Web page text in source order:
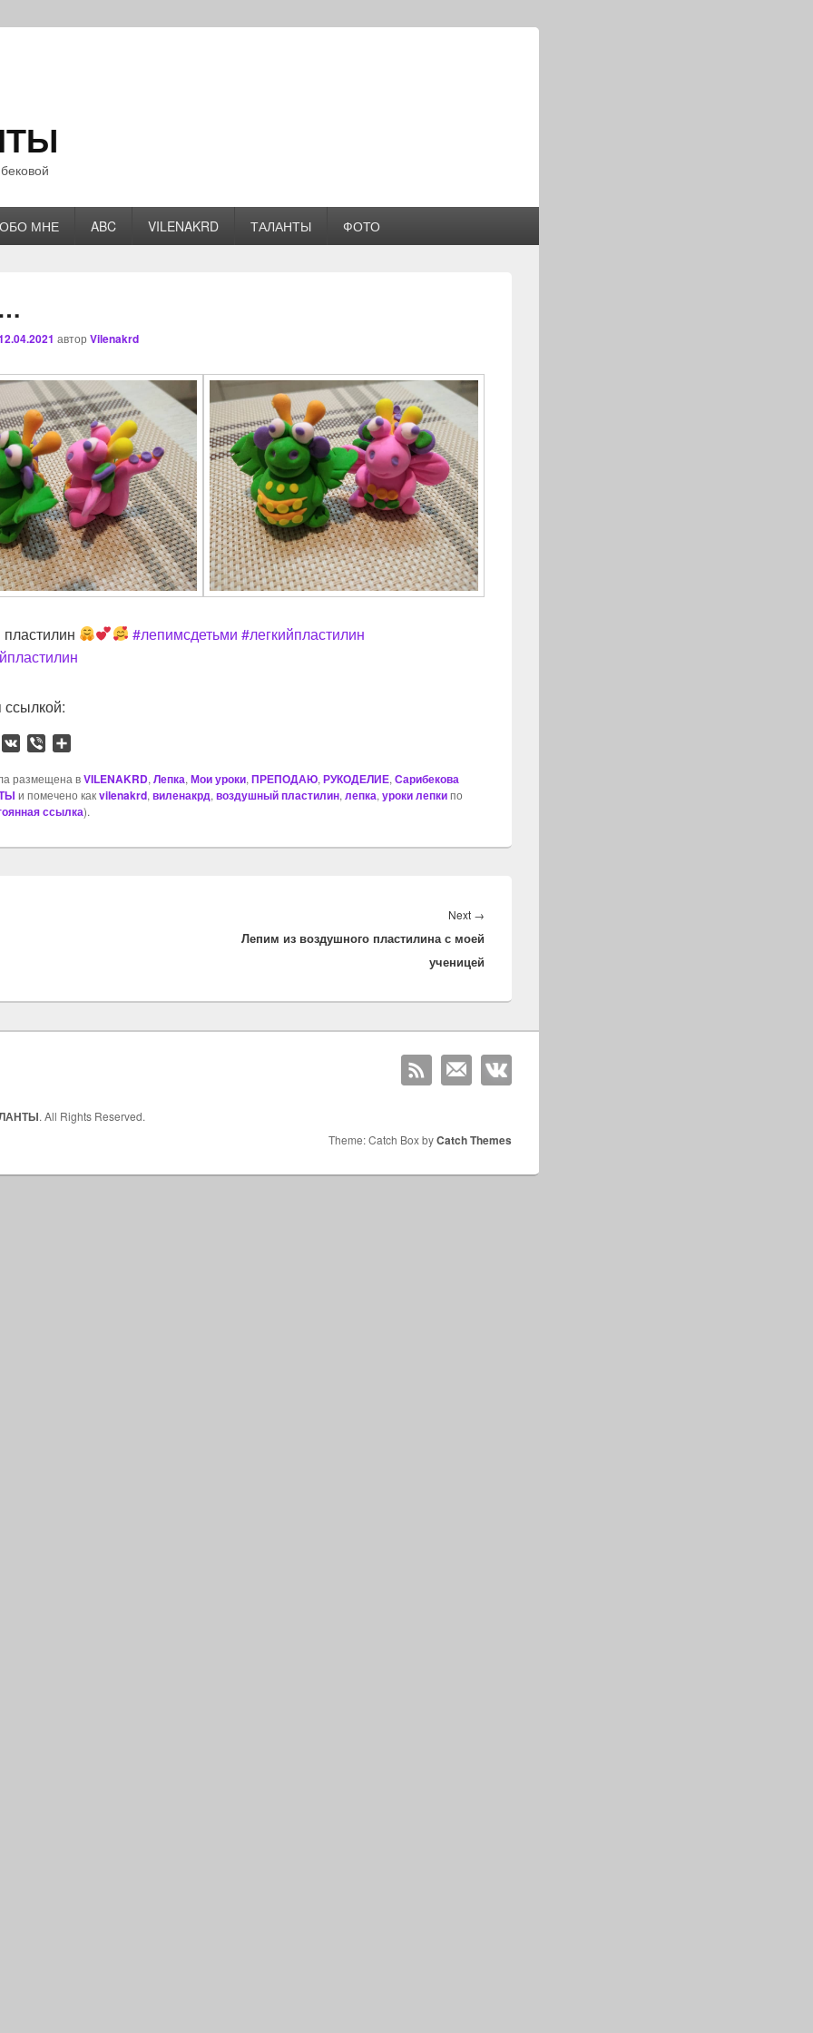
ОБО МНЕ ABC VILENAKRD ТАЛАНТЫ ФОТО
автор Vilenakrd
#лепимсдетьми #легкийпластилин
ссылкой:
W
V
V
b
e
r
п
р
а
и
размещена вVILENAKRD,Лепка,Мои уроки,ПРЕПОДАЮ,РУКОДЕЛИЕ,Сарибекова
и помечено какvilenakrd,виленакрд,воздушный пластилин,лепка,уроки лепкипо
ссылка).
Next →
Лепим из воздушного пластилина с моей
ученицей
. All Rights Reserved.
Theme: Catch Box byCatch Themes